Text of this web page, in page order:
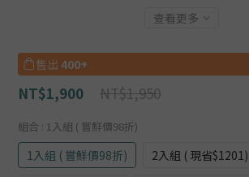
查看更多
售出 400+
NT$1,950
NT$1,900
組合 : 1入組 ( 嘗鮮價98折)
1入組 ( 嘗鮮價98折)
2入組 ( 現省$1201)